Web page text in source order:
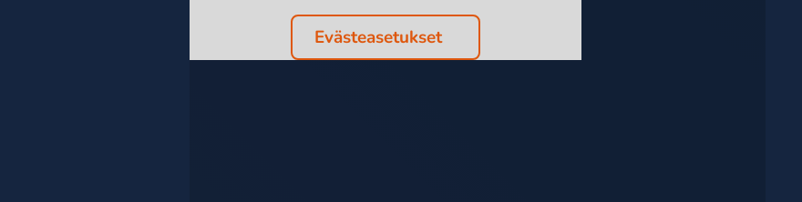
Evästeasetukset